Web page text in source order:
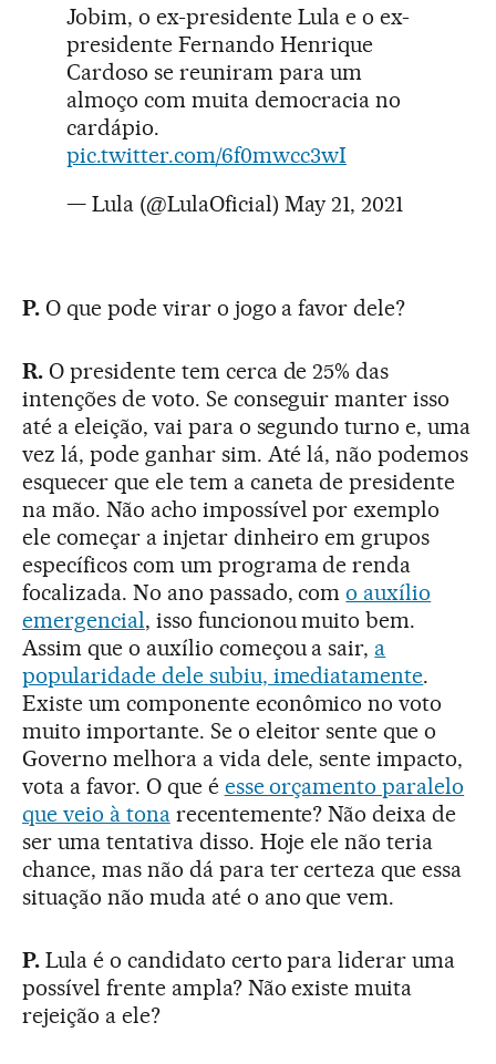
Jobim, o ex-presidente Lula e o ex-
presidente Fernando Henrique
Cardoso se reuniram para um
almoço com muita democracia no
cardápio.
pic.twitter.com/6f0mwcc3wI
— Lula (@LulaOficial) May 21, 2021
P.O que pode virar o jogo a favor dele?
R.O presidente tem cerca de 25% das
intenções de voto. Se conseguir manter isso
até a eleição, vai para o segundo turno e, uma
vez lá, pode ganhar sim. Até lá, não podemos
esquecer que ele tem a caneta de presidente
na mão. Não acho impossível por exemplo
ele começar a injetar dinheiro em grupos
específicos com um programa de renda
focalizada. No ano passado, como auxílio
emergencial, isso funcionou muito bem.
Assim que o auxílio começou a sair, a
popularidade dele subiu, imediatamente.
Existe um componente econômico no voto
muito importante. Se o eleitor sente que o
Governo melhora a vida dele, sente impacto,
vota a favor. O que é esse orçamento paralelo
que veio à tonarecentemente? Não deixa de
ser uma tentativa disso. Hoje ele não teria
chance, mas não dá para ter certeza que essa
situação não muda até o ano que vem.
P.Lula é o candidato certo para liderar uma
possível frente ampla? Não existe muita
rejeição a ele?